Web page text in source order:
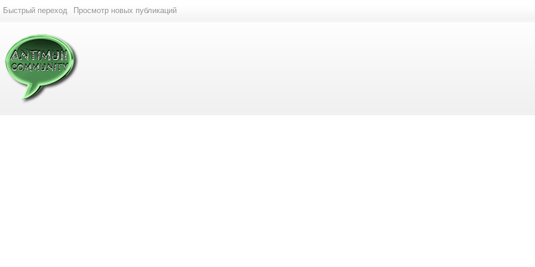
Быстрый переход Просмотр новых публикаций